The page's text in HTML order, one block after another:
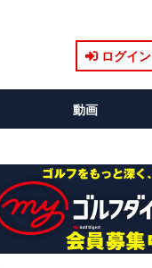
ログイン
動画